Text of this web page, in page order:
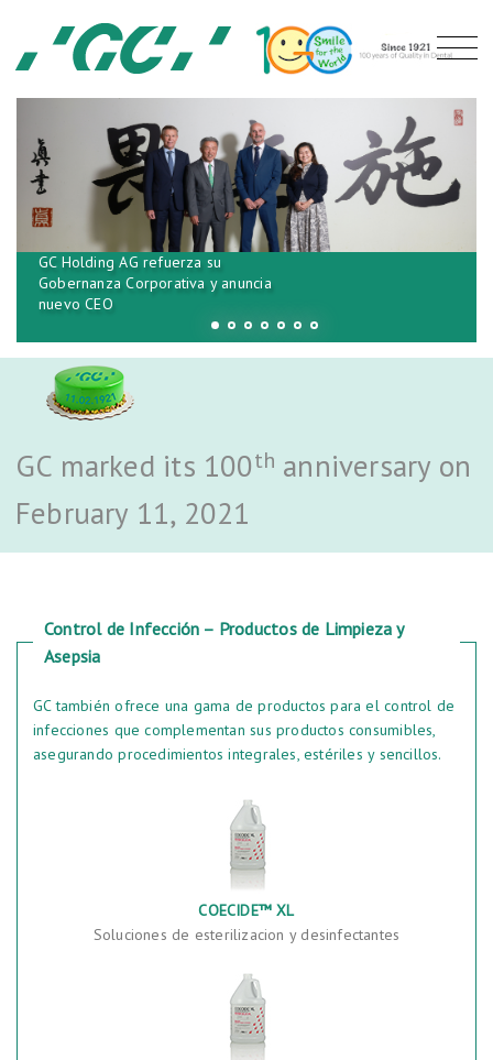
GC Holding AG refuerza su
Gobernanza Corporativa y anuncia
nuevo CEO
GC marked its 100th anniversary on
February 11, 2021
Control de Infección – Productos de Limpieza y
Asepsia
GC también ofrece una gama de productos para el control de
infecciones que complementan sus productos consumibles,
asegurando procedimientos integrales, estériles y sencillos.
COECIDE™ XL
Soluciones de esterilizacion y desinfectantes